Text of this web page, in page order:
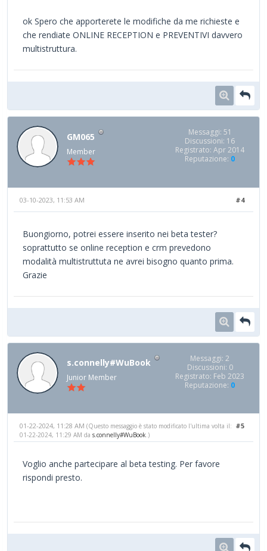
ok Spero che apporterete le modifiche da me richieste e
che rendiate ONLINE RECEPTION e PREVENTIVI davvero
multistruttura.
GM065
Member
Messaggi: 51
Discussioni: 16
Registrato: Apr 2014
Reputazione: 0
#4
03-10-2023, 11:53 AM
Buongiorno, potrei essere inserito nei beta tester?
soprattutto se online reception e crm prevedono
modalità multistruttuta ne avrei bisogno quanto prima.
Grazie
s.connelly#WuBook
Junior Member
Messaggi: 2
Discussioni: 0
Registrato: Feb 2023
Reputazione: 0
#5
01-22-2024, 11:28 AM (Questo messaggio è stato modificato l'ultima volta il:
01-22-2024, 11:29 AM da s.connelly#WuBook.)
Voglio anche partecipare al beta testing. Per favore
rispondi presto.